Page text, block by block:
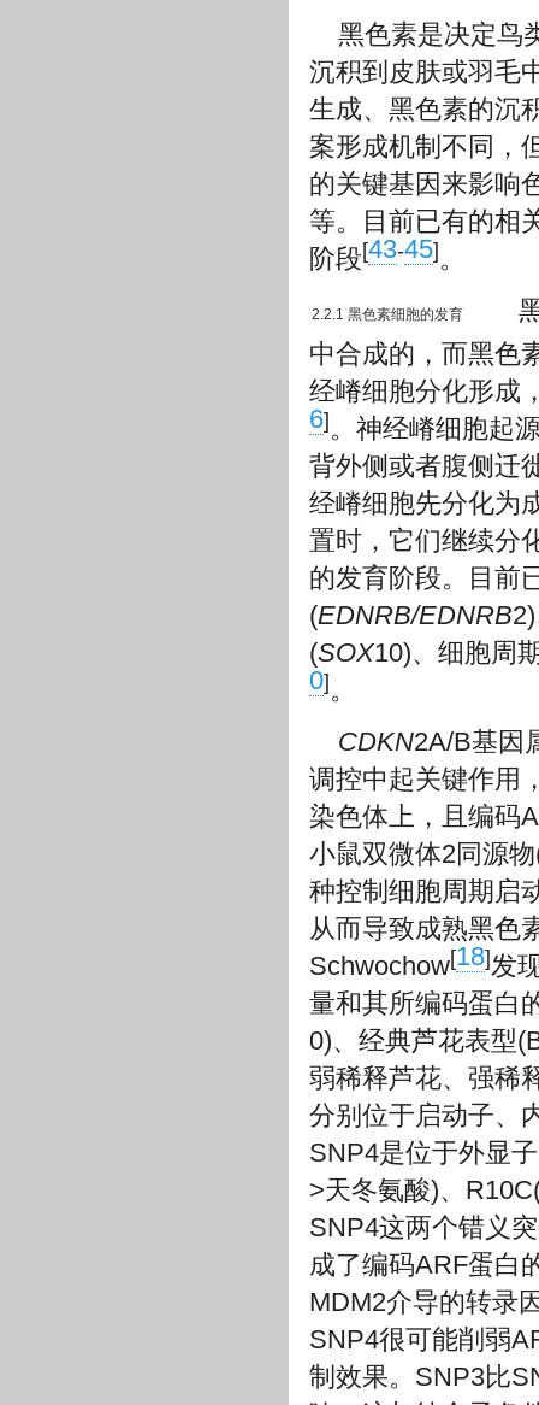
黑色素是决定鸟
沉积到皮肤或羽毛
生成、黑色素的沉
案形成机制不同，
的关键基因来影响
等。目前已有的相
阶段[43-45]。
2.2.1 黑色素细胞的发育
黑
中合成的，而黑色
经嵴细胞分化形成
6]。神经嵴细胞起
背外侧或者腹侧迁
经嵴细胞先分化为
置时，它们继续分
的发育阶段。目前
(EDNRB/EDNRB
(SOX10)、细胞周
0]。
CDKN2A/B基因
调控中起关键作用
染色体上，且编码
小鼠双微体2同源
种控制细胞周期启
从而导致成熟黑色
Schwochow[18]发
量和其所编码蛋白
0)、经典芦花表型
弱稀释芦花、强稀
分别位于启动子、
SNP4是位于外显
>天冬氨酸)、
SNP4这两个错义
成了编码ARF蛋白
MDM2介导的转录
SNP4很可能削弱
制效果。SNP3比